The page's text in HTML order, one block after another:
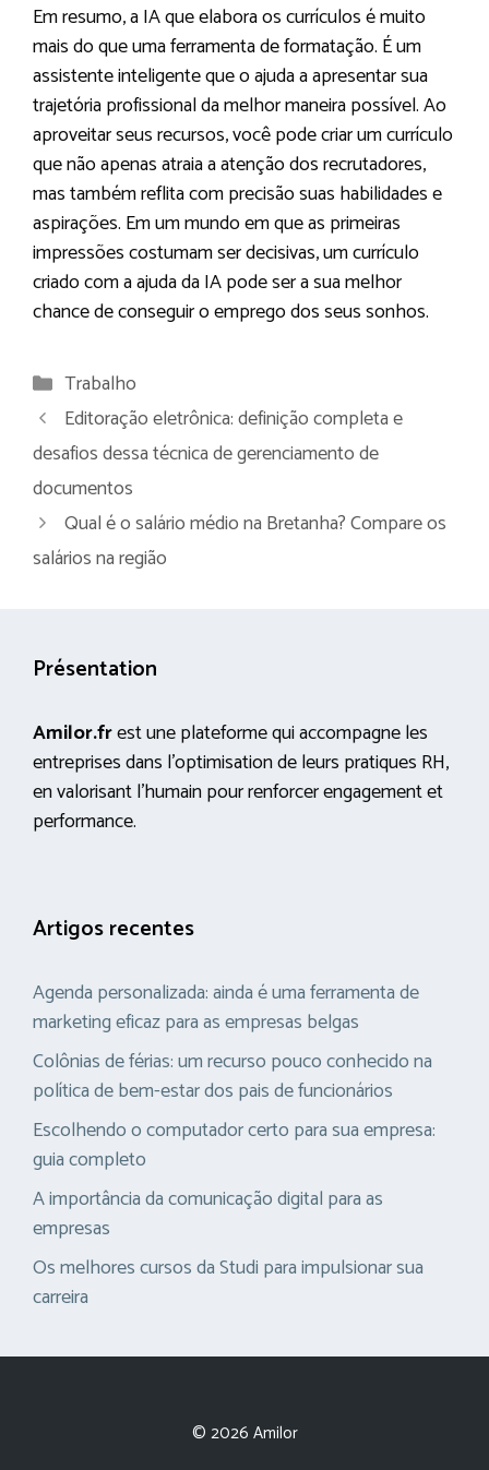
Em resumo, a IA que elabora os currículos é muito
mais do que uma ferramenta de formatação. É um
assistente inteligente que o ajuda a apresentar sua
trajetória profissional da melhor maneira possível. Ao
aproveitar seus recursos, você pode criar um currículo
que não apenas atraia a atenção dos recrutadores,
mas também reflita com precisão suas habilidades e
aspirações. Em um mundo em que as primeiras
impressões costumam ser decisivas, um currículo
criado com a ajuda da IA pode ser a sua melhor
chance de conseguir o emprego dos seus sonhos.
Categorias
Trabalho
Editoração eletrônica: definição completa e
desafios dessa técnica de gerenciamento de
documentos
Qual é o salário médio na Bretanha? Compare os
salários na região
Présentation
Amilor.frest une plateforme qui accompagne les
entreprises dans l’optimisation de leurs pratiques RH,
en valorisant l’humain pour renforcer engagement et
performance.
Artigos recentes
Agenda personalizada: ainda é uma ferramenta de
marketing eficaz para as empresas belgas
Colônias de férias: um recurso pouco conhecido na
política de bem-estar dos pais de funcionários
Escolhendo o computador certo para sua empresa:
guia completo
A importância da comunicação digital para as
empresas
Os melhores cursos da Studi para impulsionar sua
carreira
© 2026 Amilor